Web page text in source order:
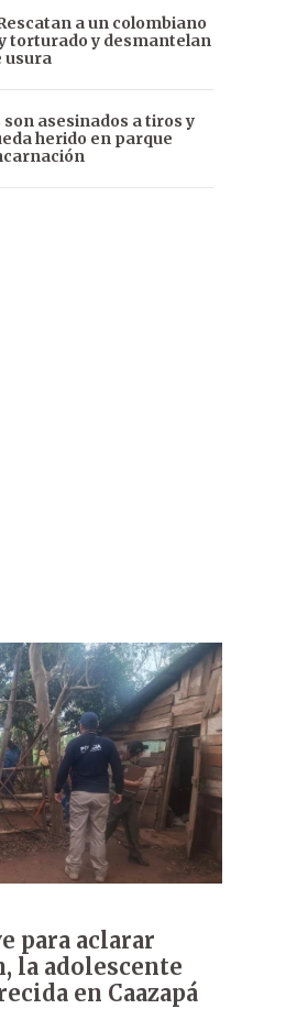
a un colombiano
torturado y desmantelan
usura
asesinados a tiros y
herido en parque
para aclarar
la adolescente
en Caazapá